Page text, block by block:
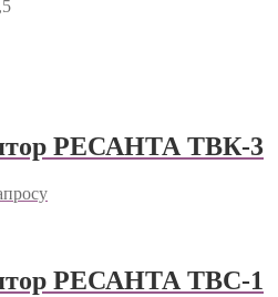
РЕСАНТА ТВК-3
РЕСАНТА ТВС-1